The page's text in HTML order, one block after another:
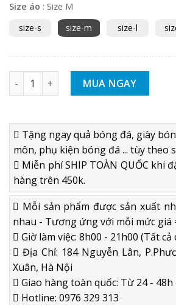
Size áo : Size M
size-s
size-m size-l
BỘ QUẦN ÁO BÓNG ĐÁ
MUA NGAY
Tặng ngay quả bóng đá, giày
môn, phụ kiện bóng đá ... tùy theo
Miễn phí SHIP TOÀN QUỐC khi
hàng trên 450k.
Mỗi sản phẩm được sản xuất
nhau - Tương ứng với mỗi mức giá
Giờ làm việc: 8h00 - 21h00 (Tất cả
Địa Chỉ: 184 Nguyễn Lân,
Xuân, Hà Nội
Giao hàng toàn quốc: Từ 24 -
Hotline: 0976 329 313